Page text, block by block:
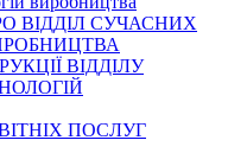
ВІДДІЛ СУЧАСНИХ
ВІДДІЛУ
ПОСЛУГ